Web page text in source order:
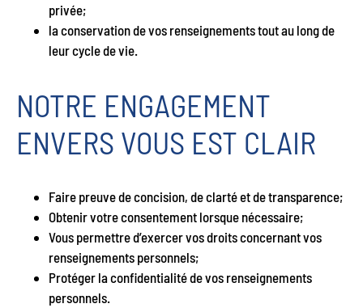
privée;
la conservation de vos renseignements tout au long de
leur cycle de vie.
NOTRE ENGAGEMENT
ENVERS VOUS EST CLAIR
Faire preuve de concision, de clarté et de transparence;
Obtenir votre consentement lorsque nécessaire;
Vous permettre d’exercer vos droits concernant vos
renseignements personnels;
Protéger la confidentialité de vos renseignements
personnels.